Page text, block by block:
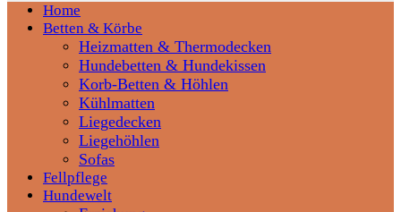
Home
Betten & Körbe
Heizmatten & Thermodecken
Hundebetten & Hundekissen
Korb-Betten & Höhlen
Kühlmatten
Liegedecken
Liegehöhlen
Sofas
Fellpflege
Hundewelt